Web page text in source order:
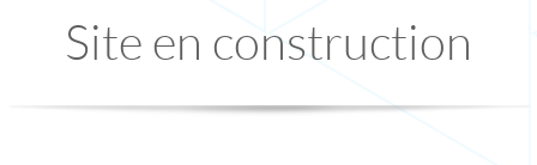
Site en construction